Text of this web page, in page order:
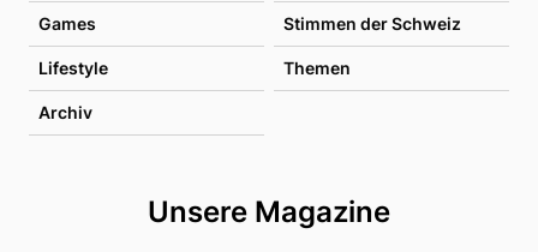
Games Stimmen der Schweiz
Lifestyle Themen
Archiv
Unsere Magazine